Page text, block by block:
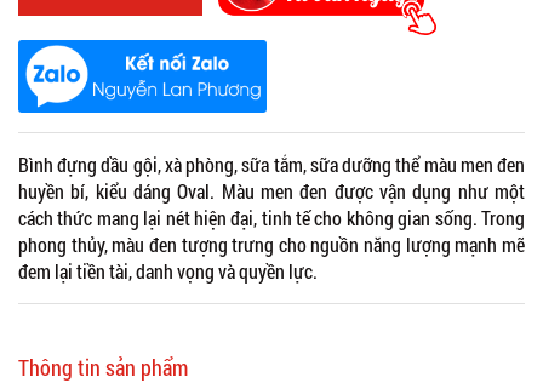
Bình đựng dầu gội, xà phòng, sữa tắm, sữa dưỡng thể màu men đen
huyền bí, kiểu dáng Oval. Màu men đen được vận dụng như một
cách thức mang lại nét hiện đại, tinh tế cho không gian sống. Trong
phong thủy, màu đen tượng trưng cho nguồn năng lượng mạnh mẽ
đem lại tiền tài, danh vọng và quyền lực.
Thông tin sản phẩm